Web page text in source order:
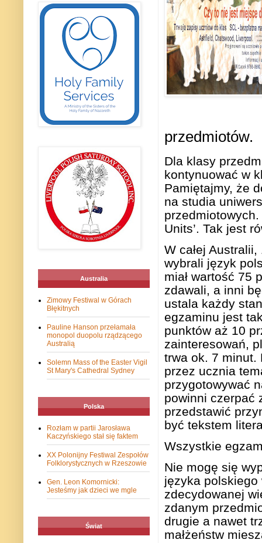
przedmiotów.
Dla klasy
kontynuować w
Pamiętajmy, że
na studia
Units’. Tak jest
W całej
wybrali język
miał wartość 75
zdawali, a inni
ustala każdy
egzaminu jest
punktów aż 10
zainteresowań,
trwa ok. 7 minut.
przez ucznia
przygotowywać
powinni czerpać
przedstawić
być tekstem
Wszystkie
Nie mogę się
języka
zdecydowanej
zdanym
drugie a nawet
małżeństw
Australia
Zimowy Festiwal w Górach
Błękitnych
Pauline Hanson przełamała
monopol duopolu rządzącego
Australią
Solemn Mass of the Easter Vigil
St Mary's Cathedral Sydney
Polska
Rozłam w partii Jarosława
Kaczyńskiego stał się faktem
XX Polonijny Festiwal Zespołów
Folklorystycznych w Rzeszowie
Gen. Leon Komornicki:
Jesteśmy jak dzieci we mgle
Świat